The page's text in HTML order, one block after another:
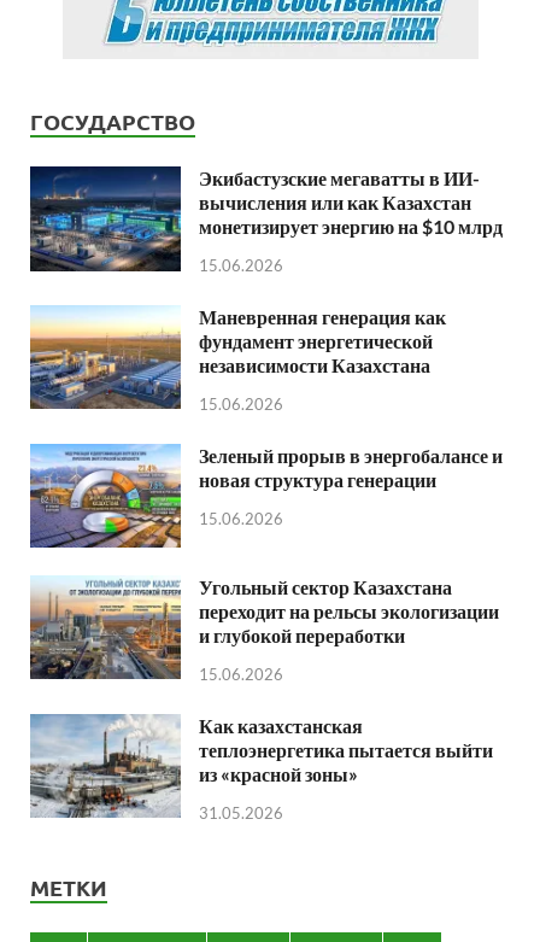
ГОСУДАРСТВО
Экибастузские мегаватты в ИИ-
вычисления или как Казахстан
монетизирует энергию на $10 млрд
15.06.2026
Маневренная генерация как
фундамент энергетической
независимости Казахстана
15.06.2026
Зеленый прорыв в энергобалансе и
новая структура генерации
15.06.2026
Угольный сектор Казахстана
переходит на рельсы экологизации
и глубокой переработки
15.06.2026
Как казахстанская
теплоэнергетика пытается выйти
из «красной зоны»
31.05.2026
МЕТКИ